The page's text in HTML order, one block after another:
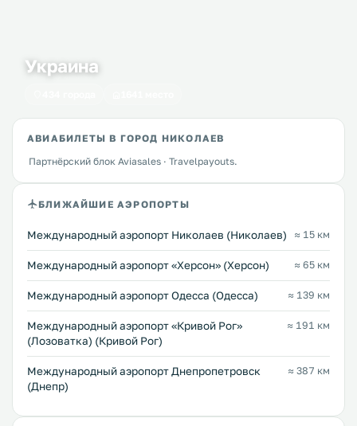
Украина
АВИАБИЛЕТЫ В ГОРОД НИКОЛАЕВ
Партнёрский блок Aviasales · Travelpayouts.
БЛИЖАЙШИЕ АЭРОПОРТЫ
Международный аэропорт Николаев (Николаев) ≈ 15 км
Международный аэропорт «Херсон» (Херсон) ≈ 65 км
Международный аэропорт Одесса (Одесса) ≈ 139 км
Международный аэропорт «Кривой Рог»
(Лозоватка) (Кривой Рог)
≈ 191 км
Международный аэропорт Днепропетровск
(Днепр)
≈ 387 км